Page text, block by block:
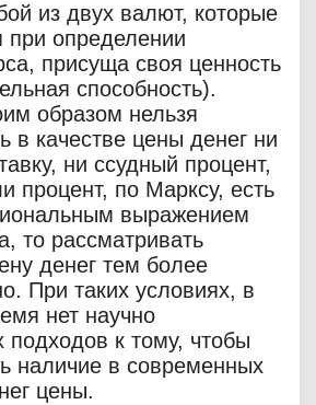
из двух валют, которые
при определении
присуща своя ценность
способность).
образом нельзя
в качестве цены денег ни
ни ссудный процент,
процент, по Марксу, есть
выражением
то рассматривать
денег тем более
При таких условиях, в
нет научно
подходов к тому, чтобы
наличие в современных
цены.